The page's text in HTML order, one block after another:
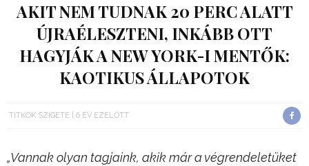
AKIT NEM TUDNAK 20 PERC ALATT
ÚJRAÉLESZTENI, INKÁBB OTT
HAGYJÁK A NEW YORK-I MENTŐK:
KAOTIKUS ÁLLAPOTOK
TITKOK SZIGETE 6 ÉV EZELŐTT
„Vannak olyan tagjaink, akik már a végrendeletüket